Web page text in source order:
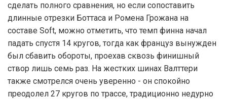
сделать полного сравнения, но если сопоставить
длинные отрезки Боттаса и Ромена Грожана на
составе Soft, можно отметить, что темп финна начал
падать спустя 14 кругов, тогда как француз вынужден
был сбавить обороты, проехав сквозь финишный
створ лишь семь раз. На жестких шинах Валттери
также смотрелся очень уверенно - он спокойно
преодолел 27 кругов по трассе, традиционно недурно